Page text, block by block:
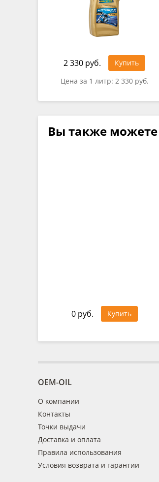
2 330 руб.
Купить
Цена за 1 литр: 2 330 руб.
Вы также
0 руб. Купить
OEM-OIL
О компании
Контакты
Точки выдачи
Доставка и оплата
Правила использования
Условия возврата и гарантии